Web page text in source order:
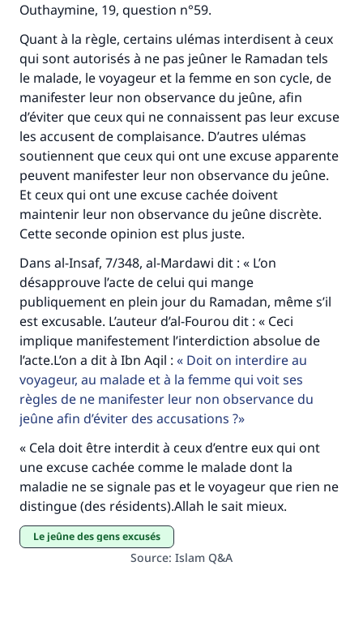
Outhaymine, 19, question n°59.
Quant à la règle, certains ulémas interdisent à ceux
qui sont autorisés à ne pas jeûner le Ramadan tels
le malade, le voyageur et la femme en son cycle, de
manifester leur non observance du jeûne, afin
d’éviter que ceux qui ne connaissent pas leur excuse
les accusent de complaisance. D’autres ulémas
soutiennent que ceux qui ont une excuse apparente
peuvent manifester leur non observance du jeûne.
Et ceux qui ont une excuse cachée doivent
maintenir leur non observance du jeûne discrète.
Cette seconde opinion est plus juste.
Dans al-Insaf, 7/348, al-Mardawi dit : « L’on
désapprouve l’acte de celui qui mange
publiquement en plein jour du Ramadan, même s’il
est excusable. L’auteur d’al-Fourou dit : « Ceci
implique manifestement l’interdiction absolue de
l’acte.L’on a dit à Ibn Aqil :
Doit on interdire au
voyageur, au malade et à la femme qui voit ses
règles de ne manifester leur non observance du
jeûne afin d’éviter des accusations ?
« Cela doit être interdit à ceux d’entre eux qui ont
une excuse cachée comme le malade dont la
maladie ne se signale pas et le voyageur que rien ne
distingue (des résidents).Allah le sait mieux.
Le jeûne des gens excusés
Source: Islam Q&A
Aidez nous à apporter des réponses.
Le Messager d'Allah (Paix sur lui) a dit:
"Celui qui indique une bonne action obtient la
même récompense que celui qui le fait."
(MOUSLIM 1893)
Soutenez IslamQA